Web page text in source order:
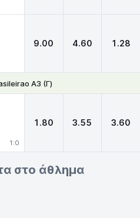
9.00 4.60 1.28
A3 (Γ)
1:0
1.80 3.55 3.60
στο άθλημα